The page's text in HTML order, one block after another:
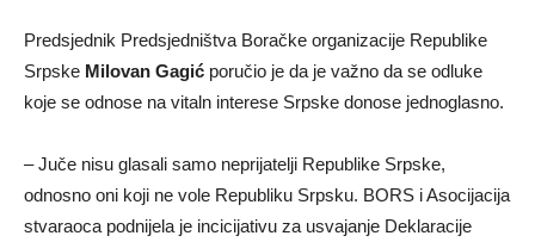
Predsjednik Predsjedništva Boračke organizacije Republike
Srpske Milovan Gagić poručio je da je važno da se odluke
koje se odnose na vitaln interese Srpske donose jednoglasno.
– Јuče nisu glasali samo neprijatelji Republike Srpske,
odnosno oni koji ne vole Republiku Srpsku. BORS i Asocijacija
stvaraoca podnijela je incicijativu za usvajanje Deklaracije